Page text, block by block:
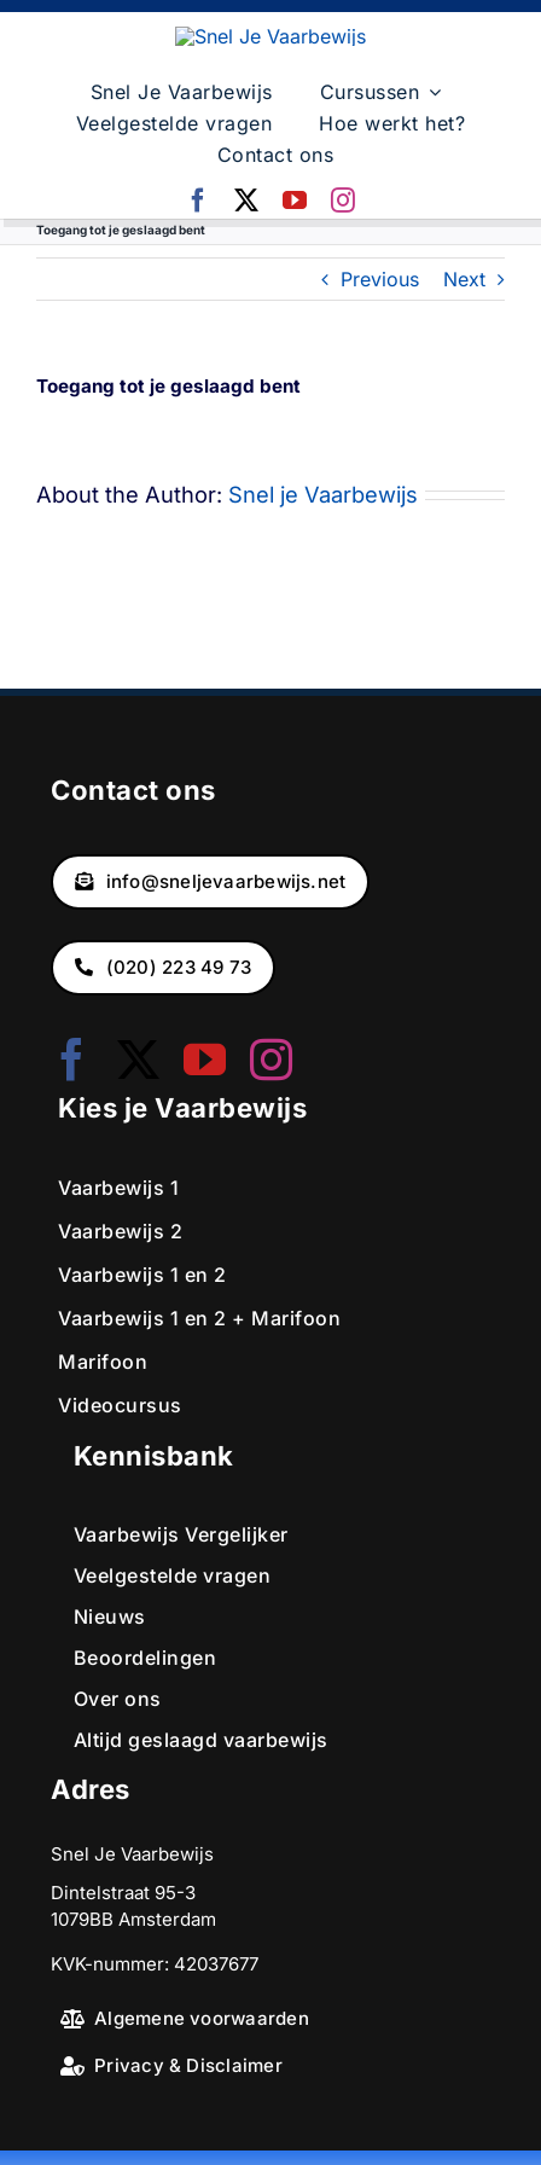
Skip
Snel Je Vaarbewijs
Cursussen
Veelgestelde vragen
Hoe werkt het?
Contact ons
Toegang tot je geslaagd bent
Previous Next
Toegang tot je geslaagd bent
About the Author: Snel je Vaarbewijs
Contact ons
info@sneljevaarbewijs.net
(020) 223 49 73
Kies je Vaarbewijs
Vaarbewijs 1
Vaarbewijs 2
Vaarbewijs 1 en 2
Vaarbewijs 1 en 2 + Marifoon
Marifoon
Videocursus
Kennisbank
Vaarbewijs Vergelijker
Veelgestelde vragen
Nieuws
Beoordelingen
Over ons
Altijd geslaagd vaarbewijs
Adres
Snel Je Vaarbewijs
Dintelstraat 95-3
1079BB Amsterdam
KVK-nummer: 42037677
Algemene voorwaarden
Privacy & Disclaimer